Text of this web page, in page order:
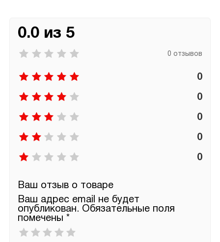
0.0 из 5
0 отзывов
0
0
0
0
0
Ваш отзыв о товаре
Ваш адрес email не будет
опубликован. Обязательные поля
помечены *
Ваша
оценка